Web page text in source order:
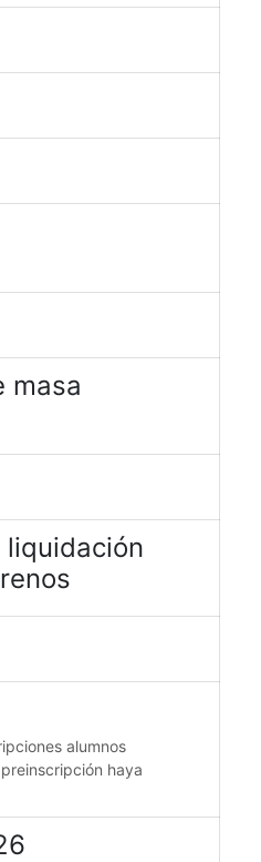
masa
liquidación
alumnos
haya